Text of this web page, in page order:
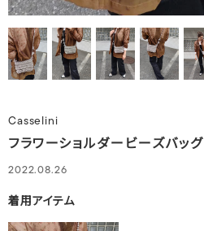
Casselini
フラワーショルダービーズバッグ
2022.08.26
着用アイテム